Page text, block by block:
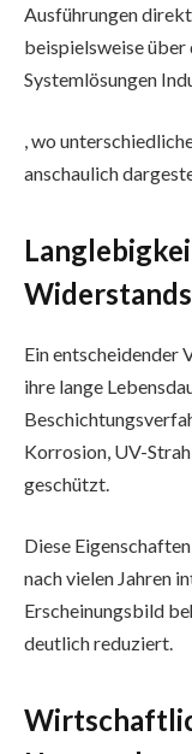
Ausführungen
beispielsweise
Systemlösungen
, wo
anschaulich
Ein entscheidender
ihre lange
Korrosion, UV-
geschützt.
Diese
nach vielen Jahren
Erscheinungsbild
deutlich reduziert.